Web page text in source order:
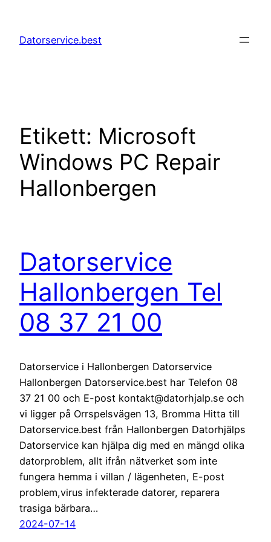
innehåll
Datorservice.best
Etikett: Microsoft
Windows PC Repair
Hallonbergen
Datorservice
Hallonbergen Tel
08 37 21 00
Datorservice i Hallonbergen Datorservice
Hallonbergen Datorservice.best har Telefon 08
37 21 00 och E-post kontakt@datorhjalp.se och
vi ligger på Orrspelsvägen 13, Bromma Hitta till
Datorservice.best från Hallonbergen Datorhjälps
Datorservice kan hjälpa dig med en mängd olika
datorproblem, allt ifrån nätverket som inte
fungera hemma i villan / lägenheten, E-post
problem,virus infekterade datorer, reparera
trasiga bärbara…
2024-07-14